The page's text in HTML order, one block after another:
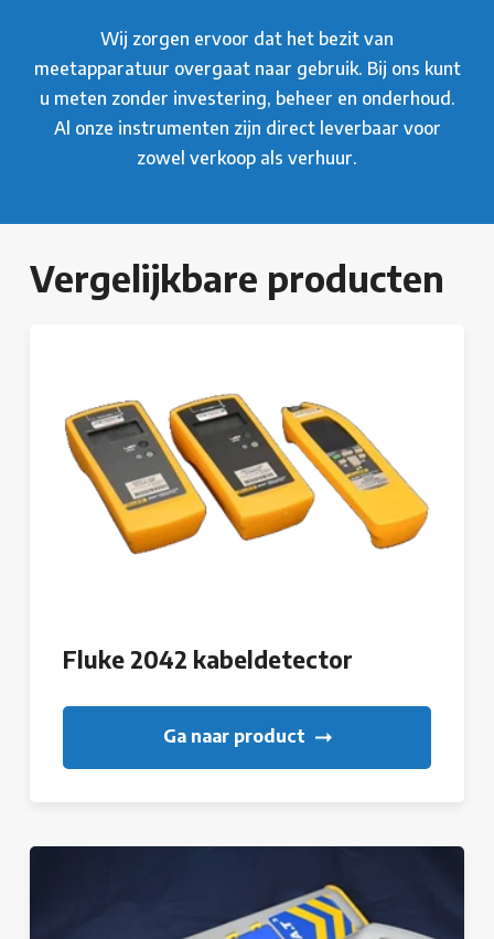
Wij zorgen ervoor dat het bezit van
meetapparatuur overgaat naar gebruik. Bij ons kunt
u meten zonder investering, beheer en onderhoud.
Al onze instrumenten zijn direct leverbaar voor
zowel verkoop als verhuur.
Vergelijkbare producten
Fluke 2042 kabeldetector
Ga naar product